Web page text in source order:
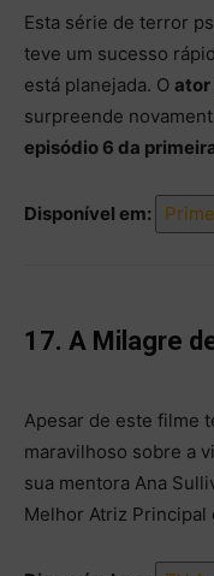
Esta série de terror
teve um sucesso
está planejada. O ator
surpreende
episódio 6 da
Disponível em:
17. A Milagre
Apesar de este filme
maravilhoso sobre a
sua mentora Ana
Melhor Atriz Principal